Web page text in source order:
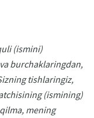
(ismini)
burchaklaringdan,
tishlaringiz,
(ismining)
mening